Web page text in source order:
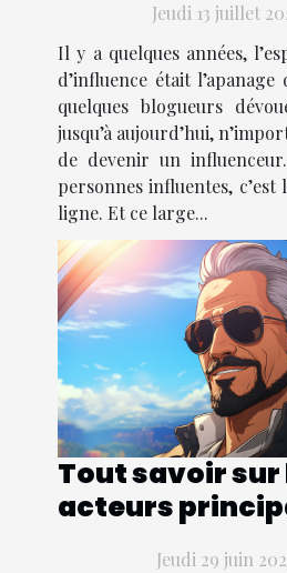
pour se
concurrence
Jeudi 13 juillet
Il y a quelques années,
d’influence était
quelques blogueurs
jusqu’à aujourd’hui,
de devenir un
personnes influentes, c’est
ligne. Et ce large...
Tout savoir sur
acteurs
Jeudi 29 juin